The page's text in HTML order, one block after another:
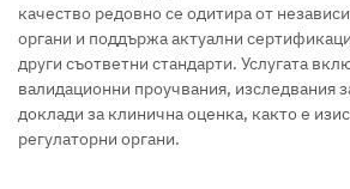
качество редовно се одитира от
органи и поддържа актуални
други съответни стандарти. Услугата
валидационни проучвания, изследвания
доклади за клинична оценка, както е
регулаторни органи.